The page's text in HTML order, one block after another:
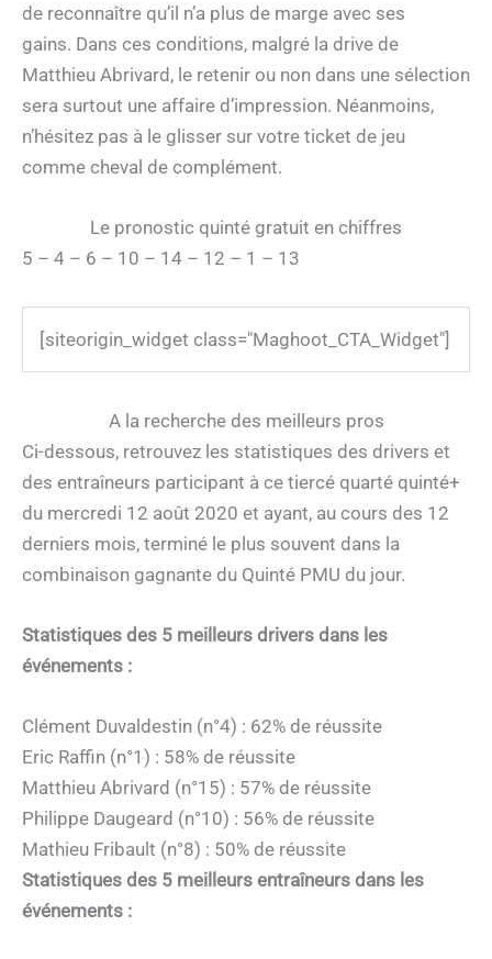
de reconnaître qu’il n’a plus de marge avec ses
gains. Dans ces conditions, malgré la drive de
Matthieu Abrivard, le retenir ou non dans une sélection
sera surtout une affaire d’impression. Néanmoins,
n’hésitez pas à le glisser sur votre ticket de jeu
comme cheval de complément.
Le pronostic quinté gratuit en chiffres
5 – 4 – 6 – 10 – 14 – 12 – 1 – 13
[siteorigin_widget class="Maghoot_CTA_Widget"]
A la recherche des meilleurs pros
Ci-dessous, retrouvez les statistiques des drivers et
des entraîneurs participant à ce tiercé quarté quinté+
du mercredi 12 août 2020 et ayant, au cours des 12
derniers mois, terminé le plus souvent dans la
combinaison gagnante du Quinté PMU du jour.
Statistiques des 5 meilleurs drivers dans les
événements :
Clément Duvaldestin (n°4) : 62% de réussite
Eric Raffin (n°1) : 58% de réussite
Matthieu Abrivard (n°15) : 57% de réussite
Philippe Daugeard (n°10) : 56% de réussite
Mathieu Fribault (n°8) : 50% de réussite
Statistiques des 5 meilleurs entraîneurs dans les
événements :